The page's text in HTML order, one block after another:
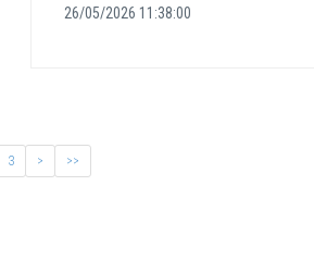
26/05/2026 11:38:00
3 > >>